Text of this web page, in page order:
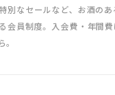
別なセールなど、お酒のあ
会員制度。入会費・年間費